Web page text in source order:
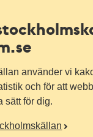
använder vi
och för att
sätt för dig.